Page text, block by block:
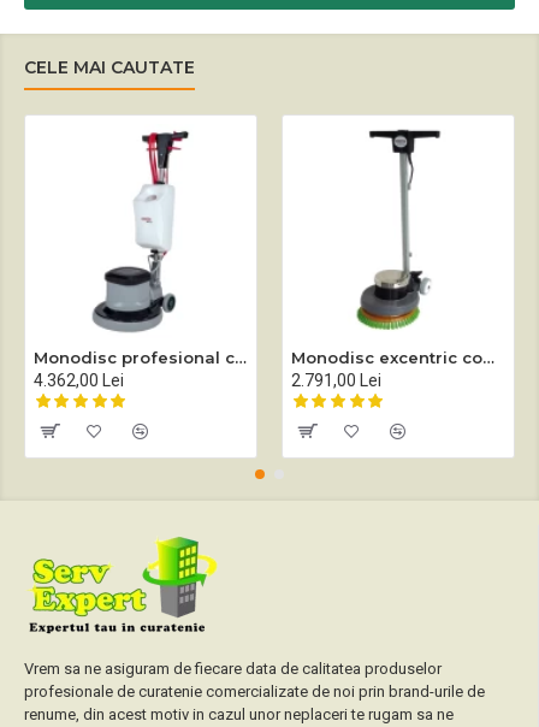
CELE MAI CAUTATE
Monodisc profesional complet echipat Sprintus EM 17 EVO
4.362,00 Lei
Monodisc excentric complet echipat Sprintus EEM 13R
2.791,00 Lei
Vrem sa ne asiguram de fiecare data de calitatea produselor
profesionale de curatenie comercializate de noi prin brand-urile de
renume, din acest motiv in cazul unor neplaceri te rugam sa ne